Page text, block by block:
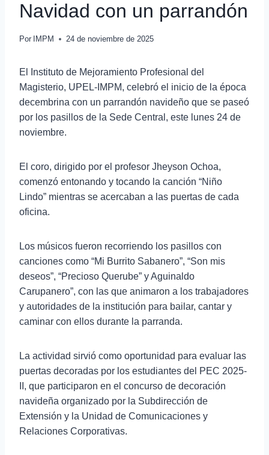
Navidad con un parrandón
Por IMPM 24 de noviembre de 2025
El Instituto de Mejoramiento Profesional del
Magisterio, UPEL-IMPM, celebró el inicio de la época
decembrina con un parrandón navideño que se paseó
por los pasillos de la Sede Central, este lunes 24 de
noviembre.
El coro, dirigido por el profesor Jheyson Ochoa,
comenzó entonando y tocando la canción “Niño
Lindo” mientras se acercaban a las puertas de cada
oficina.
Los músicos fueron recorriendo los pasillos con
canciones como “Mi Burrito Sabanero”, “Son mis
deseos”, “Precioso Querube” y Aguinaldo
Carupanero”, con las que animaron a los trabajadores
y autoridades de la institución para bailar, cantar y
caminar con ellos durante la parranda.
La actividad sirvió como oportunidad para evaluar las
puertas decoradas por los estudiantes del PEC 2025-
II, que participaron en el concurso de decoración
navideña organizado por la Subdirección de
Extensión y la Unidad de Comunicaciones y
Relaciones Corporativas.